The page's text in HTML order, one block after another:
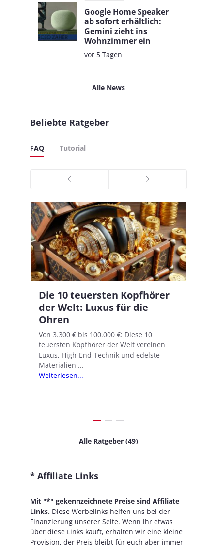
Google Home Speaker
ab sofort erhältlich:
Gemini zieht ins
Wohnzimmer ein
vor 5 Tagen
Alle News
Beliebte Ratgeber
FAQ Tutorial
Die 10 teuersten Kopfhörer
der Welt: Luxus für die
Ohren
Von 3.300 € bis 100.000 €: Diese 10
teuersten Kopfhörer der Welt vereinen
Luxus, High-End-Technik und edelste
Materialien....
Weiterlesen...
Apple AirPods Pro 2 und iOS
18.1: So richtet ihr das neue
Hörgeräte-Feature ein
Mit iOS 18.1 und den AirPods Pro 2
verwandelt Apple seine In-Ear-Kopfhörer
in kostengünstige Hörhilfen. In wenigen
Schritten...
Weiterlesen...
Alle Ratgeber (49)
* Affiliate Links
Mit "*" gekennzeichnete Preise sind Affiliate
Links. Diese Werbelinks helfen uns bei der
Finanzierung unserer Seite. Wenn ihr etwas
über diese Links kauft, erhalten wir eine kleine
Provision, der Preis bleibt für euch aber immer